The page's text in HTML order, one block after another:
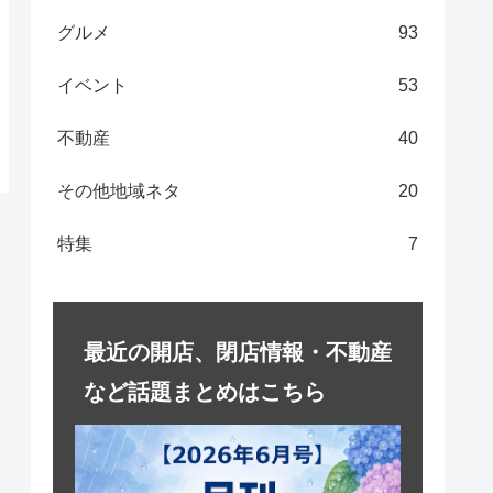
グルメ 93
イベント 53
不動産 40
その他地域ネタ 20
特集 7
最近の開店、閉店情報・不動産
など話題まとめはこちら